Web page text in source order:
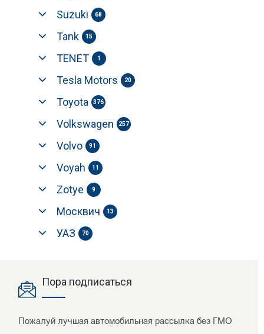
Suzuki 68
Tank 15
TENET 1
Tesla Motors 20
Toyota 376
Volkswagen 257
Volvo 91
Voyah 11
Zotye 9
Москвич 13
УАЗ 70
Пора подписаться
Пожалуй лучшая автомобильная рассылка без ГМО